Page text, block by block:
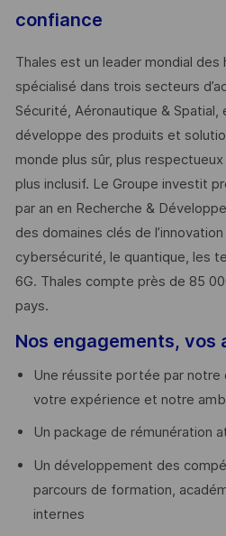
confiance
Thales est un leader mondial
spécialisé dans trois secteurs
Sécurité, Aéronautique & Spatial,
développe des produits et
monde plus sûr, plus
plus inclusif. Le Groupe investit
par an en Recherche &
des domaines clés de l’innovation
cybersécurité, le quantique, les
6G. Thales compte près de 85
pays. ​
Nos engagements, vos
Une réussite portée par notre
votre expérience et notre
Un package de rémunération
Un développement des
parcours de formation,
internes